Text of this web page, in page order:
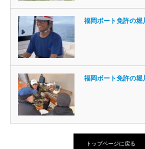
福岡ボート免許の堀
福岡ボート免許の堀
トップページに戻る